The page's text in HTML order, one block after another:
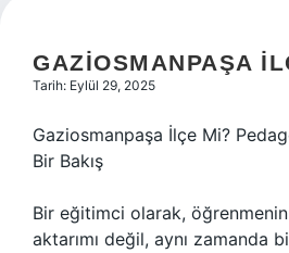
Hakkımızda
GAZIOSMANPAŞA
Tarih: Eylül 29, 2025
Gaziosmanpaşa İlçe Mi?
Bir Bakış
Bir eğitimci olarak,
aktarımı değil, aynı zamanda